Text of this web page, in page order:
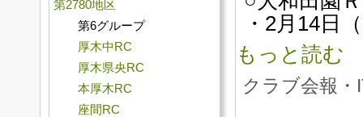
・2月14日
もっと読む
クラブ会報・
第2780地区
第6グループ
厚木中RC
厚木県央RC
本厚木RC
座間RC